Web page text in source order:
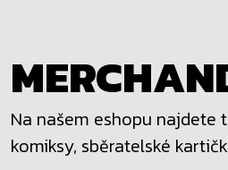
Na našem eshopu najdete
komiksy, sběratelské